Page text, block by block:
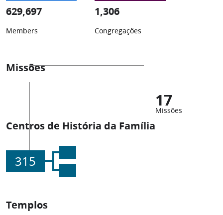
629,697
Members
1,306
Congregações
Missões
17
Missões
Centros de História da Família
315
Templos